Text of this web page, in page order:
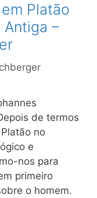
Platão
–
de termos
no
e
nos para
primeiro
o homem.